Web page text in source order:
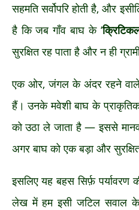
सहमति सर्वोपरि होती है, और
है कि जब गाँव बाघ के ‘
सुरक्षित रह पाता है और न ही
एक ओर, जंगल के अंदर रहने वाले
हैं। उनके मवेशी बाघ के
को उठा ले जाता है — इससे
अगर बाघ को एक बड़ा और
इसलिए यह बहस सिर्फ़
लेख में हम इसी जटिल सवाल